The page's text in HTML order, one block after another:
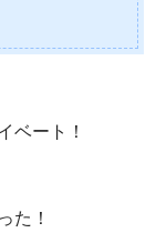
ベート！
た！